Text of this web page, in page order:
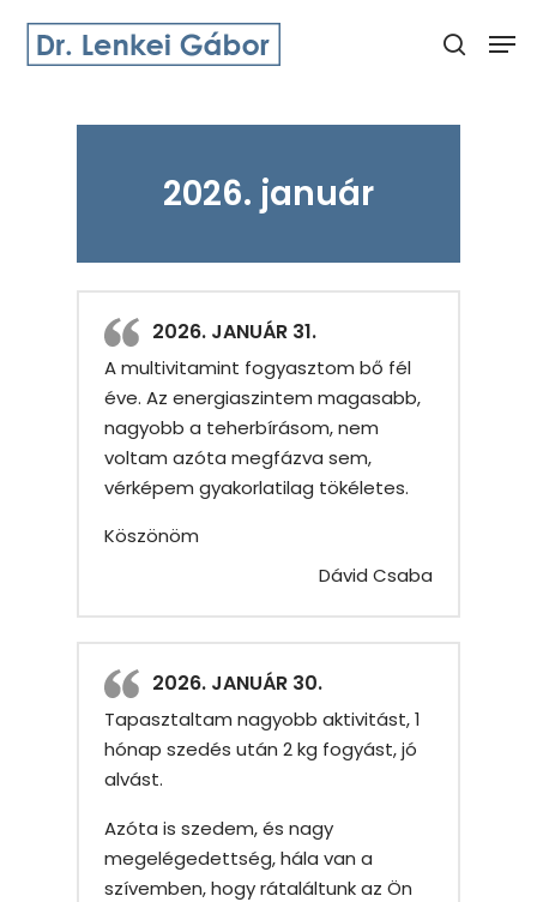
main
search
2026. január
2026. JANUÁR 31.
A multivitamint fogyasztom bő fél
éve. Az energiaszintem magasabb,
nagyobb a teherbírásom, nem
voltam azóta megfázva sem,
vérképem gyakorlatilag tökéletes.
Köszönöm
Dávid Csaba
2026. JANUÁR 30.
Tapasztaltam nagyobb aktivitást, 1
hónap szedés után 2 kg fogyást, jó
alvást.
Azóta is szedem, és nagy
megelégedettség, hála van a
szívemben, hogy rátaláltunk az Ön